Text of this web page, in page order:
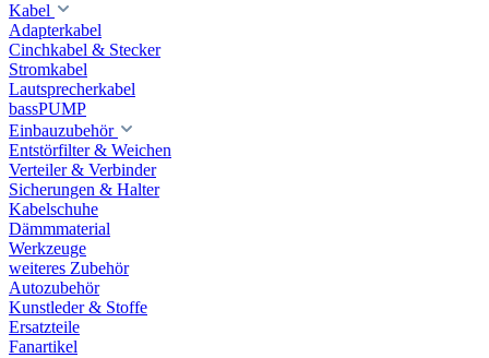
Kabel
Adapterkabel
Cinchkabel & Stecker
Stromkabel
Lautsprecherkabel
bassPUMP
Einbauzubehör
Entstörfilter & Weichen
Verteiler & Verbinder
Sicherungen & Halter
Kabelschuhe
Dämmmaterial
Werkzeuge
weiteres Zubehör
Autozubehör
Kunstleder & Stoffe
Ersatzteile
Fanartikel